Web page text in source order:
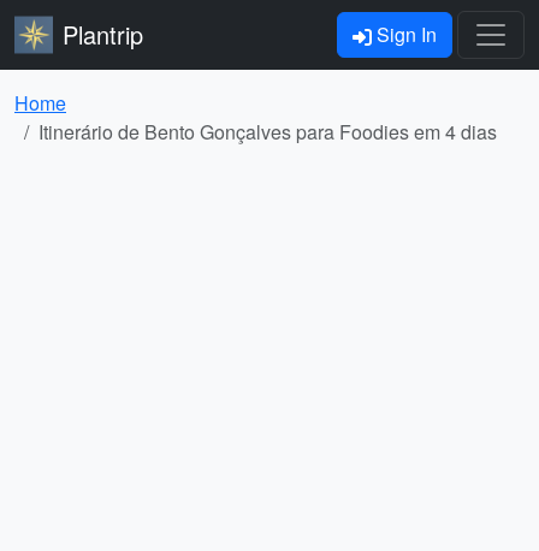
Plantrip Sign In
Home
Itinerário de Bento Gonçalves para Foodies em 4 dias